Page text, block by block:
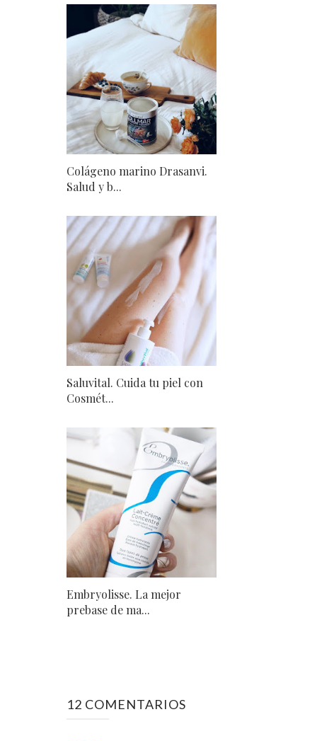
Colágeno marino Drasanvi.
Salud y b...
Saluvital. Cuida tu piel con
Cosmét...
Embryolisse. La mejor
prebase de ma...
12 COMENTARIOS